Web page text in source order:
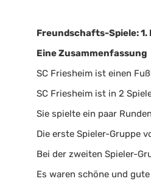
Freundschafts-Spiele: 1.
Eine Zusammenfassung
SC Friesheim ist einen
SC Friesheim ist in 2
Sie spielte ein paar
Die erste Spieler-Gruppe
Bei der zweiten Spieler-
Es waren schöne und